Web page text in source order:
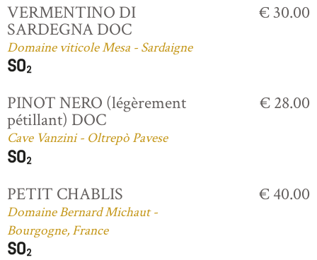
VERMENTINO DI
SARDEGNA DOC
Domaine viticole Mesa - Sardaigne
€ 30.00
PINOT NERO (légèrement
pétillant) DOC
Cave Vanzini - Oltrepò Pavese
€ 28.00
PETIT CHABLIS
Domaine Bernard Michaut -
Bourgogne, France
€ 40.00